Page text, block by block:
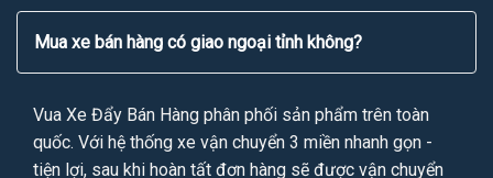
Mua xe bán hàng có giao ngoại tỉnh không?
Vua Xe Đẩy Bán Hàng phân phối sản phẩm trên toàn
quốc. Với hệ thống xe vận chuyển 3 miền nhanh gọn -
tiện lợi, sau khi hoàn tất đơn hàng sẽ được vận chuyển